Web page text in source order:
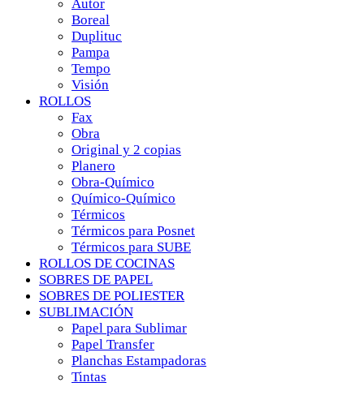
Autor
Boreal
Duplituc
Pampa
Tempo
Visión
ROLLOS
Fax
Obra
Original y 2 copias
Planero
Obra-Químico
Químico-Químico
Térmicos
Térmicos para Posnet
Térmicos para SUBE
ROLLOS DE COCINAS
SOBRES DE PAPEL
SOBRES DE POLIESTER
SUBLIMACIÓN
Papel para Sublimar
Papel Transfer
Planchas Estampadoras
Tintas